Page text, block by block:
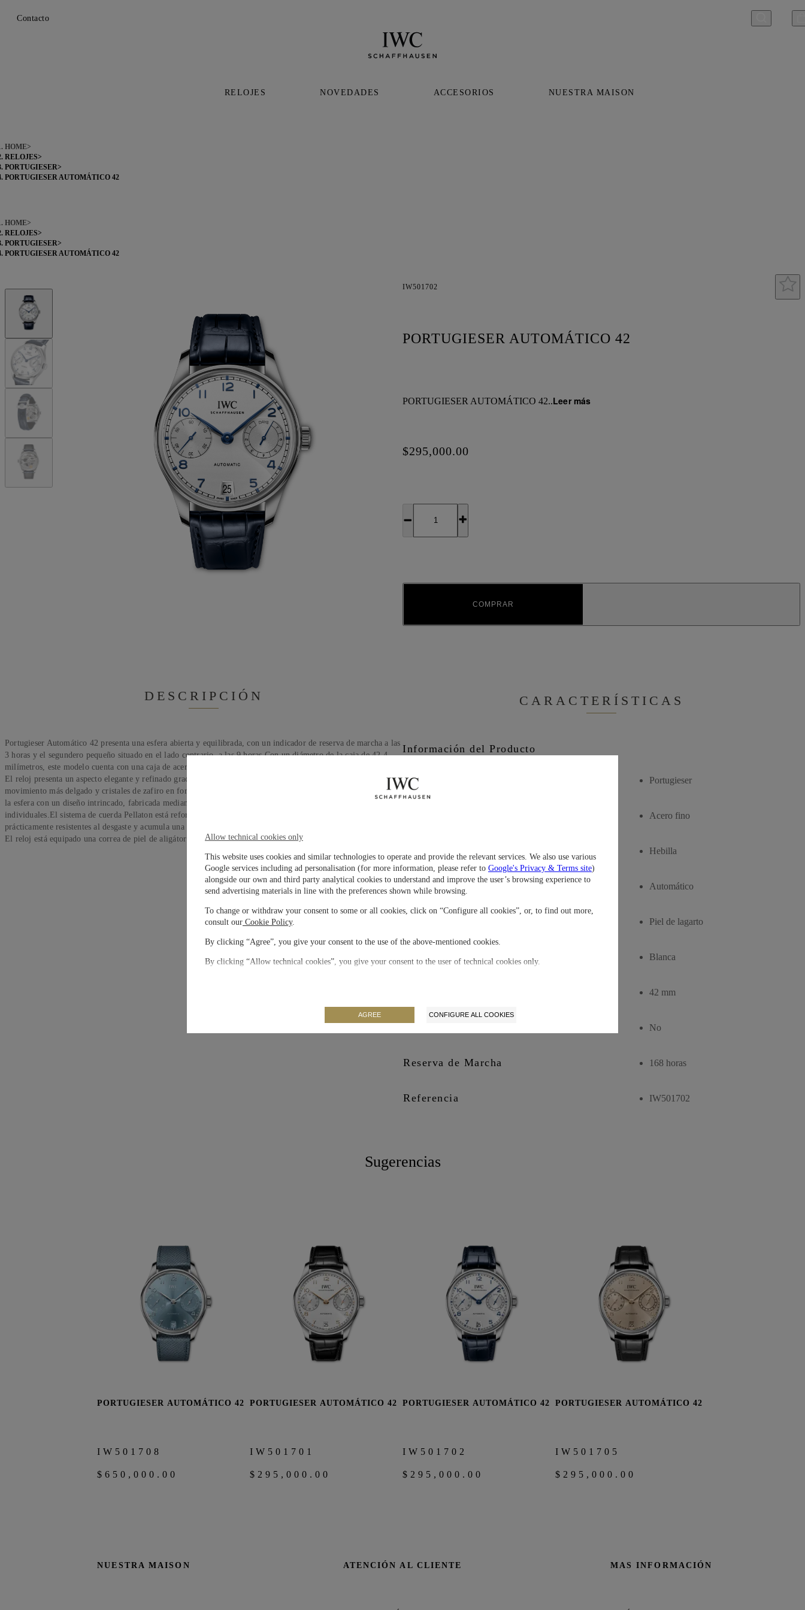
Contacto
RELOJES NOVEDADES ACCESORIOS NUESTRA MAISON
HOME
RELOJES
PORTUGIESER
PORTUGIESER AUTOMÁTICO 42
HOME
RELOJES
PORTUGIESER
PORTUGIESER AUTOMÁTICO 42
IW501702
PORTUGIESER AUTOMÁTICO 42
PORTUGIESER AUTOMÁTICO 42..Leer más
$295,000.00
COMPRAR
DESCRIPCIÓN
Portugieser Automático 42 presenta una esfera abierta y equilibrada, con un indicador de reserva de marcha a las
3 horas y el segundero pequeño situado en el lado contrario, a las 9 horas.Con un diámetro de la caja de 42,4
milímetros, este modelo cuenta con una caja de acero inoxidable, una esfera plateada y agujas y apliques azules.
El reloj presenta un aspecto elegante y refinado gracias a la nueva construcción de la caja, con un anillo del
movimiento más delgado y cristales de zafiro en forma de caja de cristal en la parte delantera y trasera. Destaca
la esfera con un diseño intrincado, fabricada mediante un complejo proceso que consta de 60 pasos
individuales.El sistema de cuerda Pellaton está reforzado con componentes cerámicos de óxido de circonio
prácticamente resistentes al desgaste y acumula una reserva de marcha de siete días (168 horas) en dos barriletes.
El reloj está equipado una correa de piel de aligátor color azul con cierre desplegable de acero inoxidable.
CARACTERÍSTICAS
Información del Producto
Colección Portugieser
Acero fino
Hebilla
Movimiento Automático
Piel de lagarto
Carátula Blanca
42 mm
Edición Limitada No
Reserva de Marcha 168 horas
Referencia IW501702
Sugerencias
COMPRAR AHORA
PORTUGIESER AUTOMÁTICO 42
IW501708
$650,000.00
COMPRAR AHORA
PORTUGIESER AUTOMÁTICO 42
IW501701
$295,000.00
COMPRAR AHORA
PORTUGIESER AUTOMÁTICO 42
IW501702
$295,000.00
COMPRAR AHORA
PORTUGIESER AUTOMÁTICO 42
IW501705
$295,000.00
NUESTRA MAISON ATENCIÓN AL CLIENTE MAS INFORMACIÓN
Allow technical cookies only
This website uses cookies and similar technologies to operate and provide the relevant services. We also use various
Google services including ad personalisation (for more information, please refer to Google's Privacy & Terms site)
alongside our own and third party analytical cookies to understand and improve the user’s browsing experience to
send advertising materials in line with the preferences shown while browsing.
To change or withdraw your consent to some or all cookies, click on “Configure all cookies”, or, to find out more,
consult our Cookie Policy.
By clicking “Agree”, you give your consent to the use of the above-mentioned cookies.
By clicking “Allow technical cookies”, you give your consent to the user of technical cookies only.
AGREE CONFIGURE ALL COOKIES